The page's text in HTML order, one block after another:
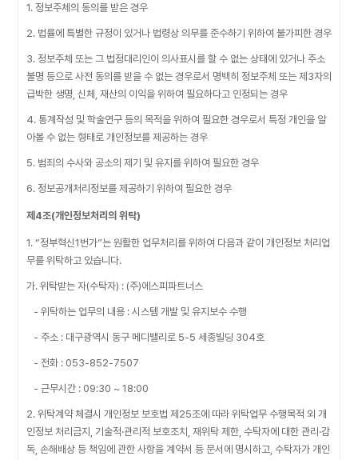
1. 정보주체의 동의를 받은 경우
2. 법률에 특별한 규정이 있거나 법령상 의무를 준수하기 위하여 불가피한 경우
3. 정보주체 또는 그 법정대리인이 의사표시를 할 수 없는 상태에 있거나 주소
불명 등으로 사전 동의를 받을 수 없는 경우로서 명백히 정보주체 또는 제3자의
급박한 생명, 신체, 재산의 이익을 위하여 필요하다고 인정되는 경우
4. 통계작성 및 학술연구 등의 목적을 위하여 필요한 경우로서 특정 개인을 알
아볼 수 없는 형태로 개인정보를 제공하는 경우
5. 범죄의 수사와 공소의 제기 및 유지를 위하여 필요한 경우
6. 정보공개처리정보를 제공하기 위하여 필요한 경우
제4조(개인정보처리의 위탁)
1. “정부혁신1번가”는 원활한 업무처리를 위하여 다음과 같이 개인정보 처리업
무를 위탁하고 있습니다.
가. 위탁받는 자(수탁자) : (주)에스피파트너스
- 위탁하는 업무의 내용 : 시스템 개발 및 유지보수 수행
- 주소 : 대구광역시 동구 메디밸리로 5-5 세종빌딩 304호
- 전화 : 053-852-7507
- 근무시간 : 09:30 ~ 18:00
2. 위탁계약 체결시 개인정보 보호법 제25조에 따라 위탁업무 수행목적 외 개
인정보 처리금지, 기술적·관리적 보호조치, 재위탁 제한, 수탁자에 대한 관리·감
독, 손해배상 등 책임에 관한 사항을 계약서 등 문서에 명시하고, 수탁자가 개인